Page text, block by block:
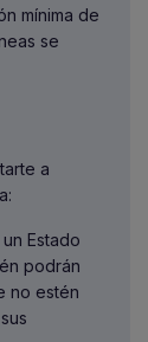
mínima de
se
N
así
o
la
que
alcanzar
a
Estado
podrán
no estén